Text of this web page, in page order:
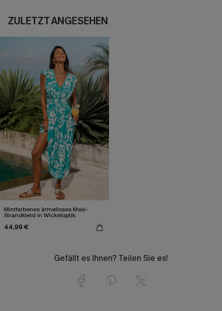
ZULETZT ANGESEHEN
Mintfarbenes ärmelloses Maxi-
Strandkleid in Wickeloptik
44,99 €
Gefällt es Ihnen? Teilen Sie es!